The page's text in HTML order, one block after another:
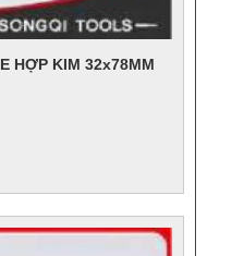
HỢP KIM 32x78MM